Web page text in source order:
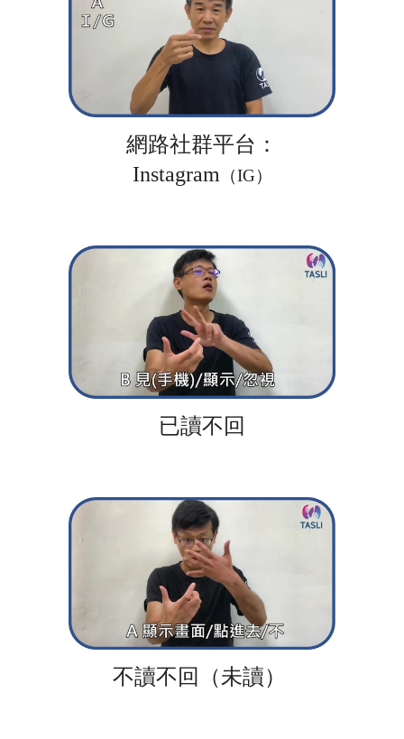
網路社群平台：
Instagram（IG）
已讀不回
不讀不回（未讀）